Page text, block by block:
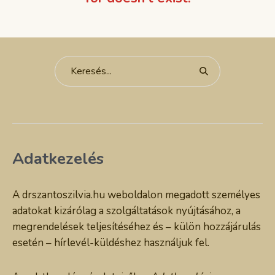
Adatkezelés
A drszantoszilvia.hu weboldalon megadott személyes
adatokat kizárólag a szolgáltatások nyújtásához, a
megrendelések teljesítéséhez és – külön hozzájárulás
esetén – hírlevél-küldéshez használjuk fel.